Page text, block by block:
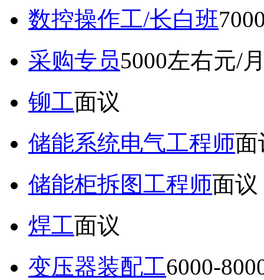
数控操作工/长白班
采购专员5000左右元/
铆工面议
储能系统电气工程师面
储能柜拆图工程师面议
焊工面议
变压器装配工6000-